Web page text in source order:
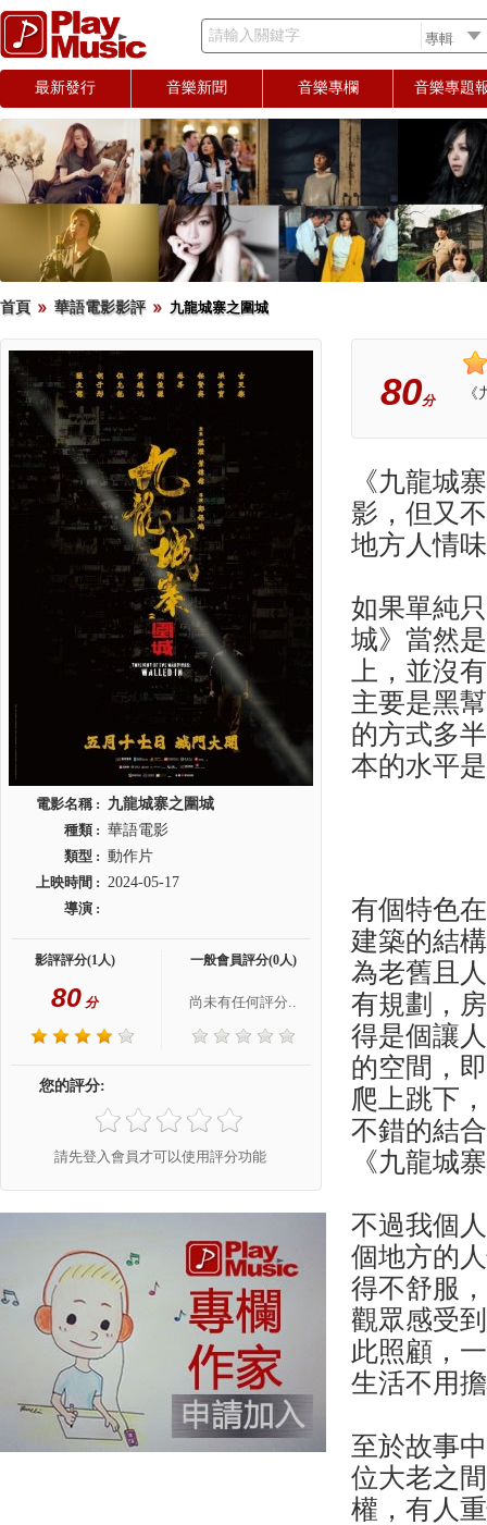
請輸入關鍵字
最新發行 音樂新聞 音樂專欄 音樂專題
首頁 華語電影影評 九龍城寨之圍城
電影名稱 : 九龍城寨之圍城
種類 : 華語電影
類型 : 動作片
上映時間 : 2024-05-17
導演 :
影評評分(1人)
80 分
一般會員評分(0人)
尚未有任何評分..
您的評分:
請先登入會員才可以使用評分功能
80分
《九龍城
影，但又
地方人情
如果單純
城》當然
上，並沒
主要是黑
的方式多
本的水平
有個特色
建築的結
為老舊且
有規劃，
得是個讓
的空間，
爬上跳下
不錯的結
《九龍城
不過我個
個地方的
得不舒服
觀眾感受
此照顧，
生活不用
至於故事
位大老之
權，有人